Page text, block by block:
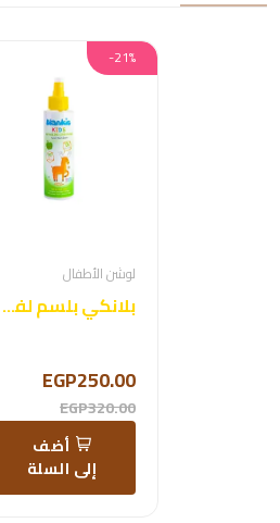
-21%
لوشن الأطفال
بلانكي بلسم لفك تشابك الشعر
EGP250.00
EGP320.00
أضف
إلى السلة